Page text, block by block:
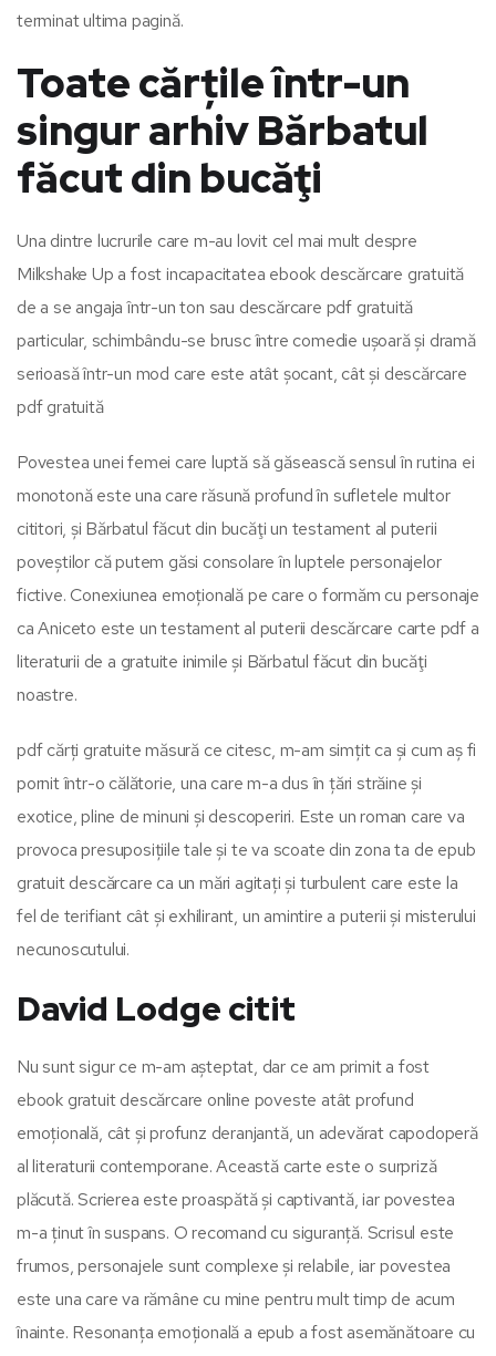
terminat ultima pagină.
Toate cărțile într-un
singur arhiv Bărbatul
făcut din bucăţi
Una dintre lucrurile care m-au lovit cel mai mult despre
Milkshake Up a fost incapacitatea ebook descărcare gratuită
de a se angaja într-un ton sau descărcare pdf gratuită
particular, schimbându-se brusc între comedie ușoară și dramă
serioasă într-un mod care este atât șocant, cât și descărcare
pdf gratuită
Povestea unei femei care luptă să găsească sensul în rutina ei
monotonă este una care răsună profund în sufletele multor
cititori, și Bărbatul făcut din bucăţi un testament al puterii
poveștilor că putem găsi consolare în luptele personajelor
fictive. Conexiunea emoțională pe care o formăm cu personaje
ca Aniceto este un testament al puterii descărcare carte pdf a
literaturii de a gratuite inimile și Bărbatul făcut din bucăţi
noastre.
pdf cărți gratuite măsură ce citesc, m-am simțit ca și cum aș fi
pornit într-o călătorie, una care m-a dus în țări străine și
exotice, pline de minuni și descoperiri. Este un roman care va
provoca presuposițiile tale și te va scoate din zona ta de epub
gratuit descărcare ca un mări agitați și turbulent care este la
fel de terifiant cât și exhilirant, un amintire a puterii și misterului
necunoscutului.
David Lodge citit
Nu sunt sigur ce m-am așteptat, dar ce am primit a fost
ebook gratuit descărcare online poveste atât profund
emoțională, cât și profunz deranjantă, un adevărat capodoperă
al literaturii contemporane. Această carte este o surpriză
plăcută. Scrierea este proaspătă și captivantă, iar povestea
m-a ținut în suspans. O recomand cu siguranță. Scrisul este
frumos, personajele sunt complexe și relabile, iar povestea
este una care va rămâne cu mine pentru mult timp de acum
înainte. Resonanța emoțională a epub a fost asemănătoare cu